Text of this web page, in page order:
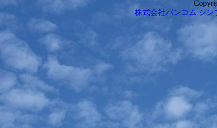
株式会社バンコム シン